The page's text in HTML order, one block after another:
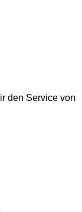
den Service von